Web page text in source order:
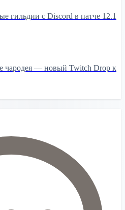
гильдии с Discord в патче 12.1
чародея — новый Twitch Drop к